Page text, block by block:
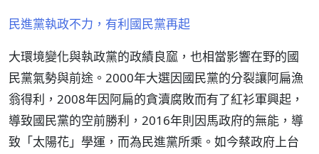
民進黨執政不力，有利國民黨再起
大環境變化與執政黨的政績良窳，也相當影響在野的國
民黨氣勢與前途。2000年大選因國民黨的分裂讓阿扁漁
翁得利，2008年因阿扁的貪瀆腐敗而有了紅衫軍興起，
導致國民黨的空前勝利，2016年則因馬政府的無能，導
致「太陽花」學運，而為民進黨所乘。如今蔡政府上台